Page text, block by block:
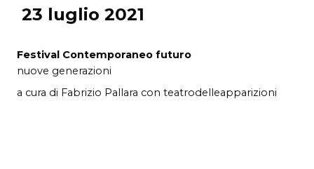
23 luglio 2021
Festival Contemporaneo futuro
nuove generazioni
a cura di Fabrizio Pallara con teatrodelleapparizioni